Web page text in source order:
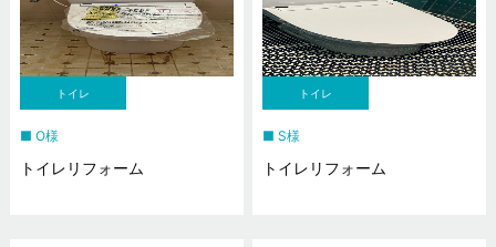
トイレ
O様
トイレリフォーム
トイレ
S様
トイレリフォーム